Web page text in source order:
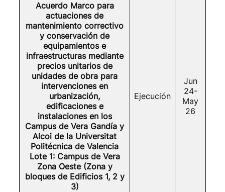
Acuerdo Marco para
actuaciones de
mantenimiento correctivo
y conservación de
equipamientos e
infraestructuras mediante
precios unitarios de
unidades de obra para
intervenciones en
urbanización,
edificaciones e
instalaciones en los
Campus de Vera Gandía y
Alcoi de la Universitat
Politécnica de Valencia
Lote 1: Campus de Vera
Zona Oeste (Zona y
bloques de Edificios 1, 2 y
3)
Ejecución
Jun
24-
May
26